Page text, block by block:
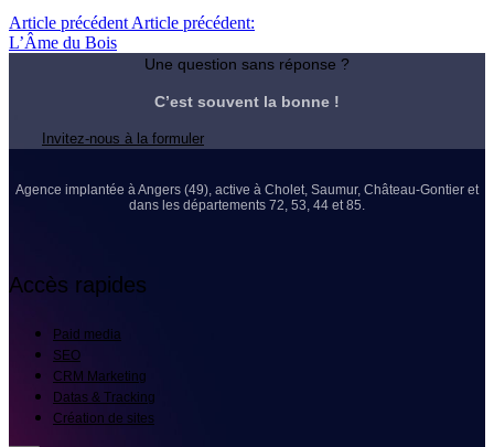
Article précédent Article précédent:
L’Âme du Bois
Une question sans réponse ?
C’est souvent la bonne !
Invitez-nous à la formuler
Agence implantée à Angers (49), active à Cholet, Saumur, Château-Gontier et
dans les départements 72, 53, 44 et 85.
Accès rapides
Paid media
SEO
CRM Marketing
Datas & Tracking
Création de sites